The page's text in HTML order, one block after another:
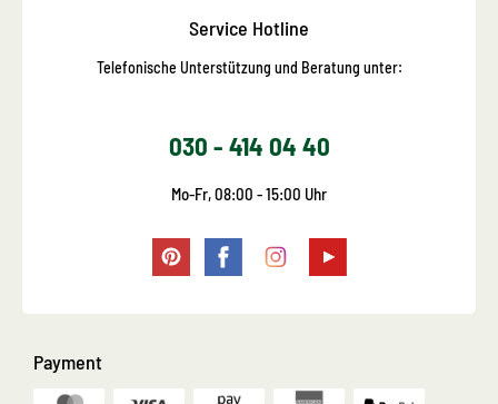
Service Hotline
Telefonische Unterstützung und Beratung unter:
030 - 414 04 40
Mo-Fr, 08:00 - 15:00 Uhr
Payment